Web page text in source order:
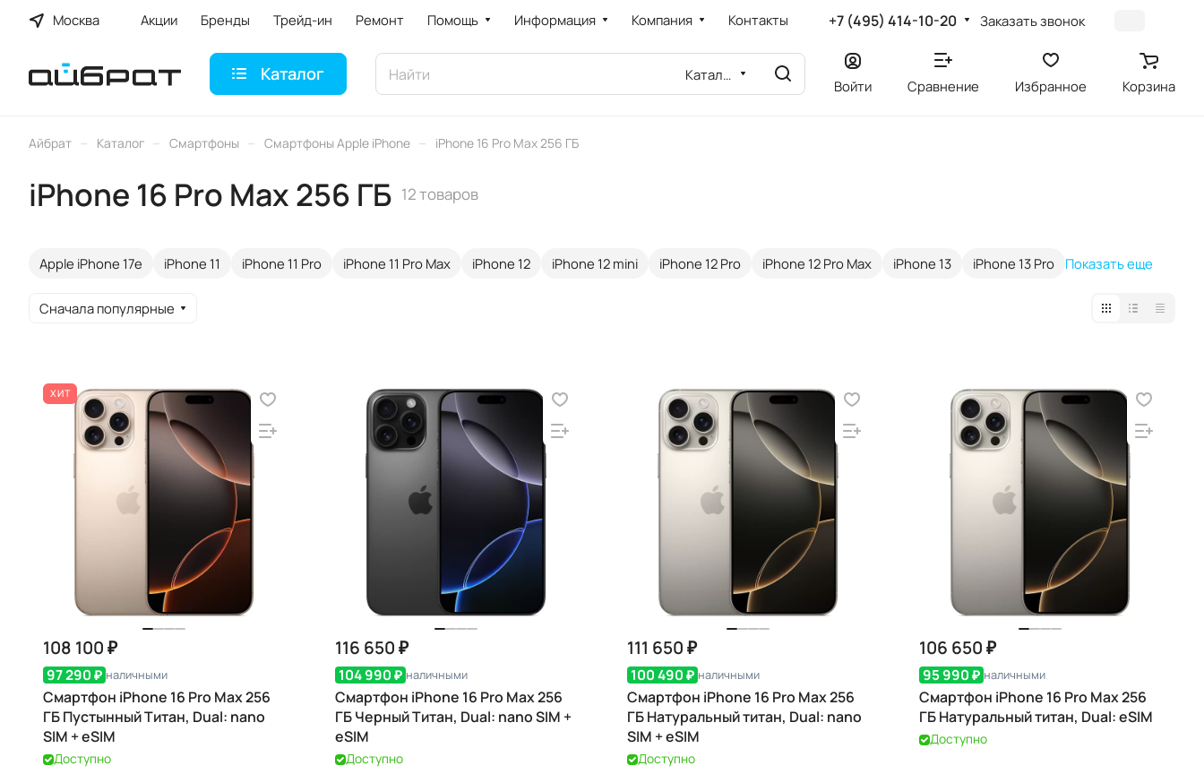
Москва Акции Бренды Трейд-ин Ремонт Помощь Информация Компания Контакты +7 (495) 414-10-20 Заказать звонок
Каталог Каталог
Войти Сравнение Избранное Корзина
Айбрат – Каталог – Смартфоны – Смартфоны Apple iPhone – iPhone 16 Pro Max 256 ГБ
iPhone 16 Pro Max 256 ГБ 12 товаров
Apple iPhone 17e iPhone 11 iPhone 11 Pro iPhone 11 Pro Max iPhone 12 iPhone 12 mini iPhone 12 Pro iPhone 12 Pro Max iPhone 13 iPhone 13 Pro Показать еще
Сначала популярные
ХИТ
108 100 ₽
97 290 ₽ наличными
Смартфон iPhone 16 Pro Max 256
ГБ Пустынный Титан, Dual: nano
SIM + eSIM
Доступно
116 650 ₽
104 990 ₽ наличными
Смартфон iPhone 16 Pro Max 256
ГБ Черный Титан, Dual: nano SIM +
eSIM
Доступно
111 650 ₽
100 490 ₽ наличными
Смартфон iPhone 16 Pro Max 256
ГБ Натуральный титан, Dual: nano
SIM + eSIM
Доступно
106 650 ₽
95 990 ₽ наличными
Смартфон iPhone 16 Pro Max 256
ГБ Натуральный титан, Dual: eSIM
Доступно